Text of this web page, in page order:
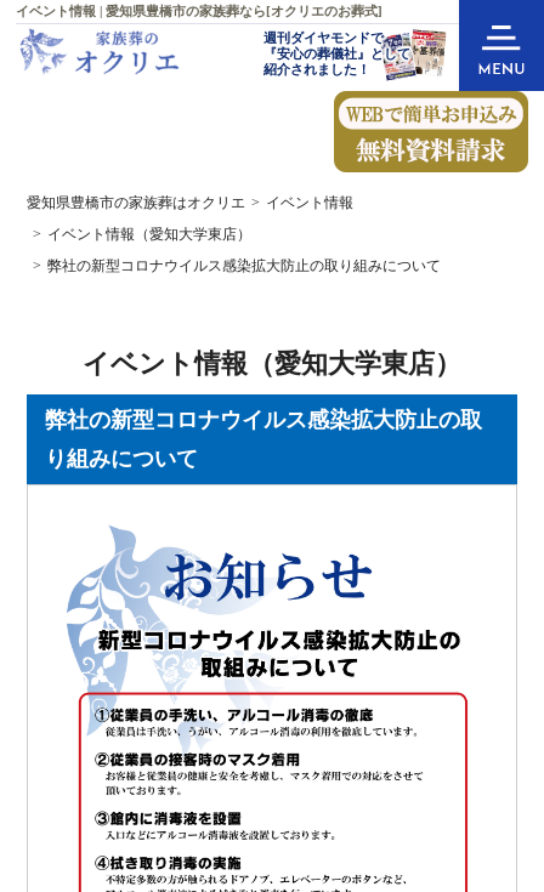
イベント情報 | 愛知県豊橋市の家族葬なら[オクリエのお葬式]
週刊ダイヤモンドで
『安心の葬儀社』として
紹介されました！
愛知県豊橋市の家族葬はオクリエ
イベント情報
イベント情報（愛知大学東店）
弊社の新型コロナウイルス感染拡大防止の取り組みについて
イベント情報（愛知大学東店）
弊社の新型コロナウイルス感染拡大防止の取
り組みについて